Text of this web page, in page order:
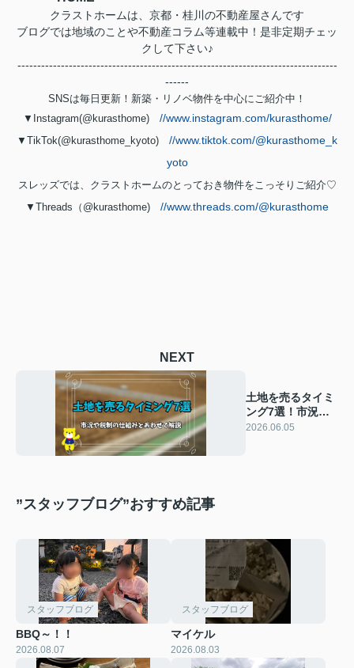
クラストホームは、京都・桂川の不動産屋さんです
ブログでは地域のことや不動産コラム等連載中！是非定期チェッ
クして下さい♪
---------------------------------------------------------------------------------
------
SNSは毎日更新！新築・リノベ物件を中心にご紹介中！
▼Instagram(@kurasthome) //www.instagram.com/kurasthome/
▼TikTok(@kurasthome_kyoto) //www.tiktok.com/@kurasthome_k
yoto
スレッズでは、クラストホームのとっておき物件をこっそりご紹介♡
▼Threads（@kurasthome) //www.threads.com/@kurasthome
NEXT
土地を売るタイミ
ング7選！市況や
税制の仕組みとあ
2026.06.05
”スタッフブログ”おすすめ記事
スタッフブログ
BBQ～！！
2026.08.07
スタッフブログ
マイケル
2026.08.03